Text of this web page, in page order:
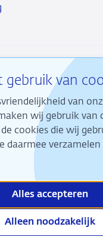
gebruik van
van
wij gebruik van
de cookies die wij
daarmee verzamelen
Alles accepteren
Alleen noodzakelijk
RSS Instagram
voor financiële
bij aan duurzame